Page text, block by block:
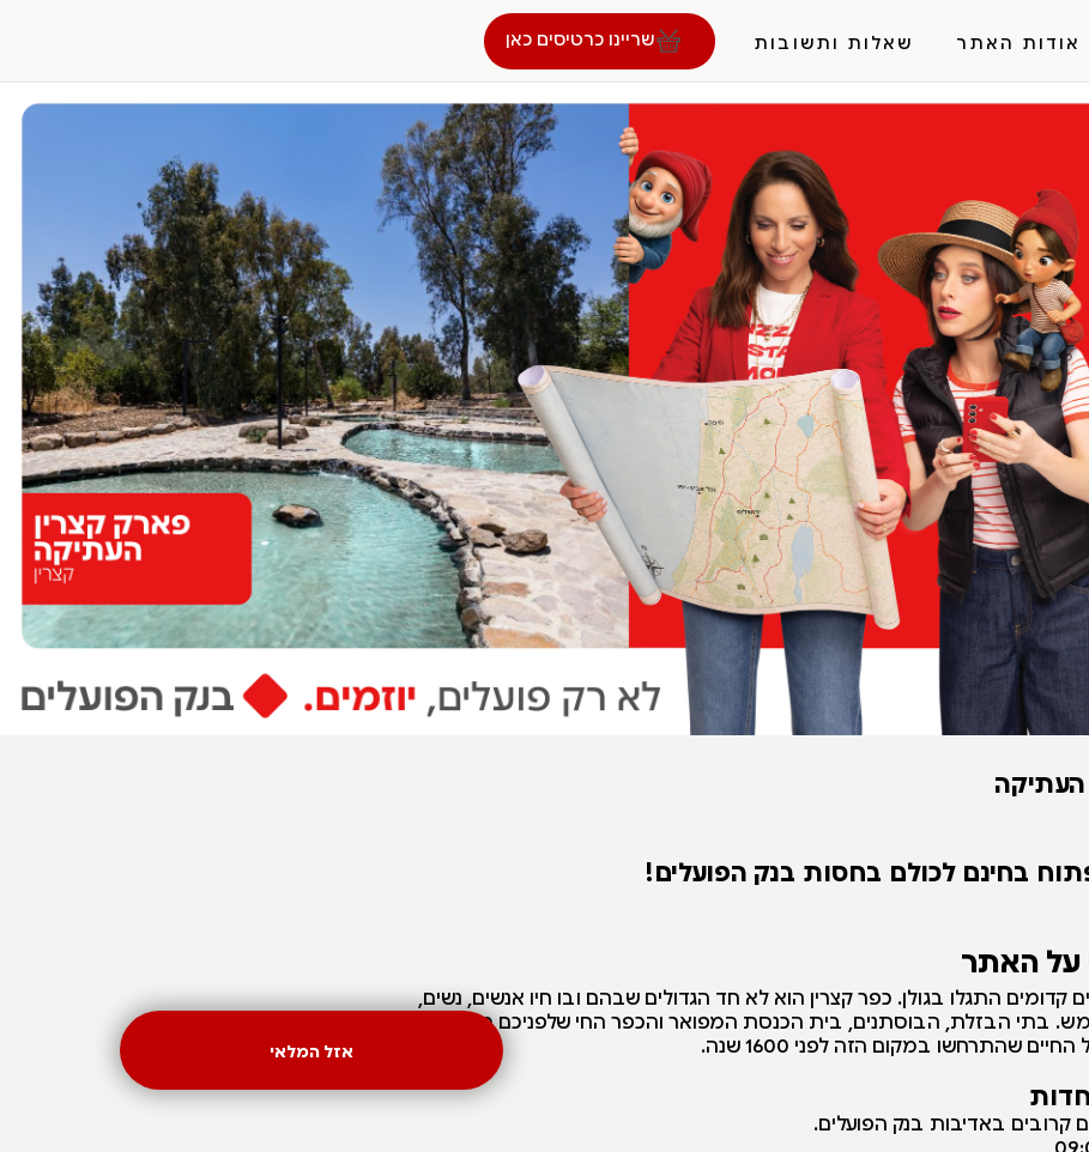
אודות האתר שאלות ותשובות שריינו כרטיסים כאן
הפרופיל שלי
התנתק
בחינם לכולם בחסות בנק הפועלים!
על האתר
קדומים התגלו בגולן. כפר קצרין הוא לא חד הגדולים שבהם ובו חיו אנשים, נשים,
בתי הבזלת, הבוסתנים, בית הכנסת המפואר והכפר החי שלפניכם מאפשרים
שהתרחשו במקום הזה לפני 1600 שנה.
קרובים באדיבות בנק הפועלים.
אזל המלאי